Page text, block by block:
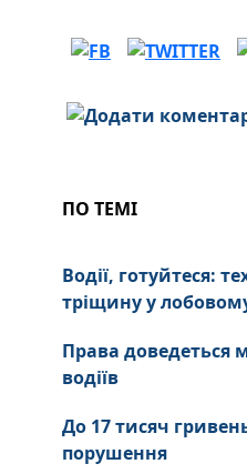
ПО ТЕМІ
Водії, готуйтеся:
тріщину у
Права доведеться
водіїв
До 17 тисяч
порушення